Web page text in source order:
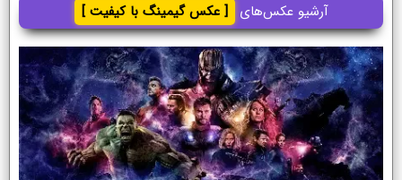
آرشیو عکس‌های [ عکس گیمینگ با کیفیت ]